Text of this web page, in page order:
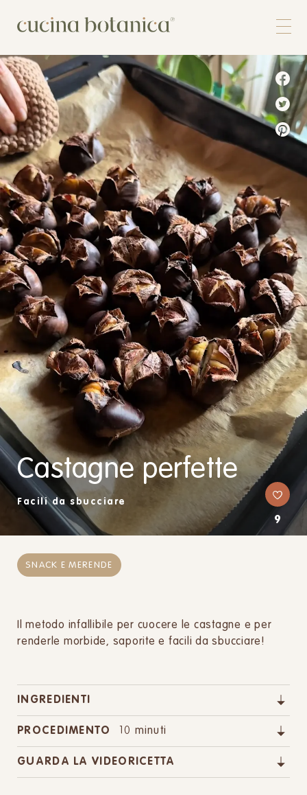
Shop
Chi siamo
Contatti
Castagne perfette
Facili da sbucciare
9
SNACK E MERENDE
Il metodo infallibile per cuocere le castagne e per
renderle morbide, saporite e facili da sbucciare!
INGREDIENTI
PROCEDIMENTO 10 minuti
GUARDA LA VIDEORICETTA